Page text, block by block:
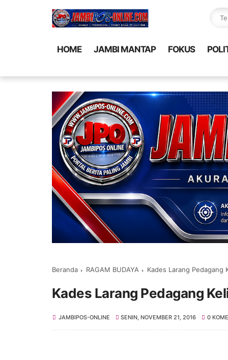
HOME JAMBI MANTAP FOKUS
Beranda RAGAM BUDAYA Kades Larang Pedagang
Kades Larang Pedagang
JAMBIPOS-ONLINE SENIN, NOVEMBER 21, 2016 0